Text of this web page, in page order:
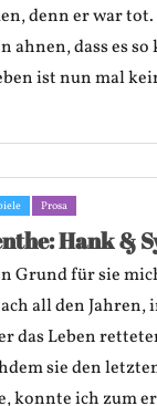
denn er war
ahnen, dass es
ist nun mal
Prosa
Hank &
Grund für sie
all den Jahren,
das Leben
sie den
konnte ich zum